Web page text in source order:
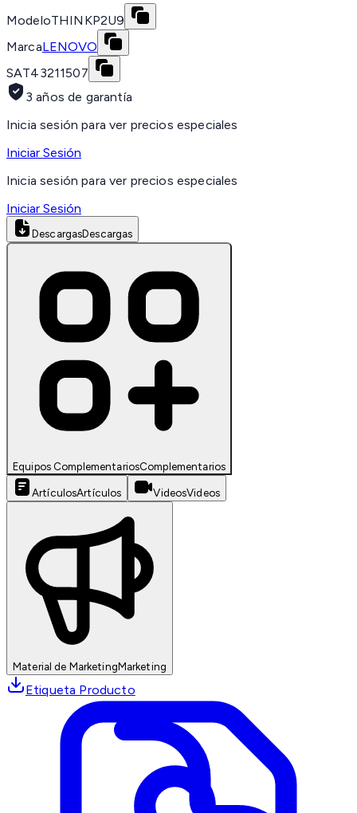
ModeloTHINKP2U9
MarcaLENOVO
SAT43211507
3 años de garantía
Inicia sesión para ver precios especiales
Iniciar Sesión
Inicia sesión para ver precios especiales
Iniciar Sesión
DescargasDescargas
Equipos ComplementariosComplementarios
ArtículosArtículos VideosVideos
Material de MarketingMarketing
Etiqueta Producto